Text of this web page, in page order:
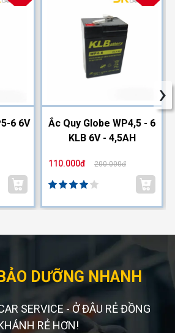
6 6V
Ắc Quy Globe WP4,5 - 6
KLB 6V - 4,5AH
110.000đ 200.000đ
›
DƯỠNG NHANH
SERVICE - Ở ĐÂU RẺ ĐỒNG
RẺ HƠN!